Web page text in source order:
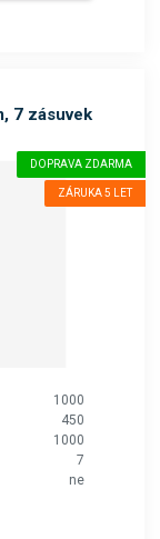
7 zásuvek
DOPRAVA ZDARMA
ZÁRUKA 5 LET
1000
450
1000
7
ne